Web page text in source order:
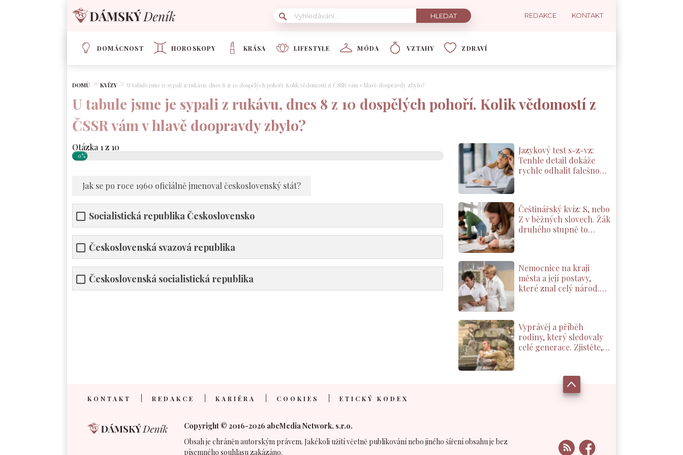
REDAKCE KONTAKT
DOMÁCNOST HOROSKOPY KRÁSA LIFESTYLE MÓDA VZTAHY ZDRAVÍ
DOMŮ KVÍZY U tabule jsme je sypali z rukávu, dnes 8 z 10 dospělých pohoří. Kolik vědomostí z ČSSR vám v hlavě doopravdy zbylo?
U tabule jsme je sypali z rukávu, dnes 8 z 10 dospělých pohoří. Kolik vědomostí z
ČSSR vám v hlavě doopravdy zbylo?
Otázka 1 z 10
0%
Jak se po roce 1960 oficiálně jmenoval československý stát?
Socialistická republika Československo
Československá svazová republika
Československá socialistická republika
Jazykový test s-z-vz:
Tenhle detail dokáže
rychle odhalit falešnou
Češtinářský kvíz: S, nebo
Z v běžných slovech. Žák
druhého stupně to
Nemocnice na kraji
města a její postavy,
které znal celý národ.
Vyprávěj a příběh
rodiny, který sledovaly
celé generace. Zjistěte,
KONTAKT REDAKCE KARIÉRA COOKIES ETICKÝ KODEX
Copyright © 2016-2026 abcMedia Network, s.r.o.
Obsah je chráněn autorským právem. Jakékoli užití včetně publikování nebo jiného šíření obsahu je bez
písemného souhlasu zakázáno.